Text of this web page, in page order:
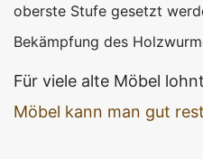
oberste Stufe gesetzt
Bekämpfung des
Für viele alte Möbel
Möbel kann man gut